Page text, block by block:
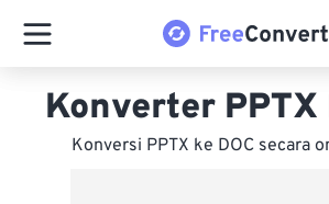
Konverter PPTX
Konversi PPTX ke DOC secara